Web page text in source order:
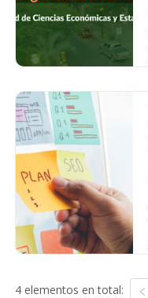
4 elementos en total: